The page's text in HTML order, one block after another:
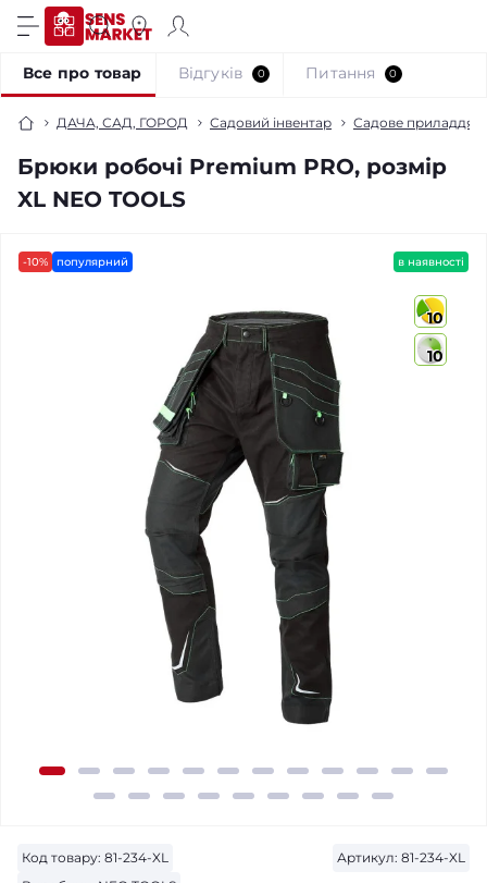
ДАЧА, САД, ГОРОД Садовий інвентар Садове приладдя
Брюки робочі Premium PRO, розмір
XL NEO TOOLS
Все про товар Відгуків 0 Питання 0
-10% популярний в наявності
10
10
Код товару: 81-234-XL Артикул: 81-234-XL